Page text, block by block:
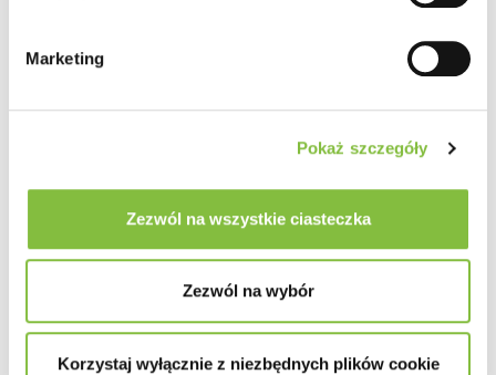
Marketing
Pokaż szczegóły
Zezwól na wszystkie ciasteczka
Zezwól na wybór
Korzystaj wyłącznie z niezbędnych plików cookie